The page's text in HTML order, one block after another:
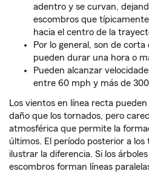
adentro y se curvan,
escombros que
hacia el centro de la
Por lo general, son de
pueden durar una hora o
Pueden alcanzar
entre 60 mph y más de
Los vientos en línea recta
daño que los tornados, pero
atmosférica que permite la
últimos. El período posterior a
ilustrar la diferencia. Si los
escombros forman líneas